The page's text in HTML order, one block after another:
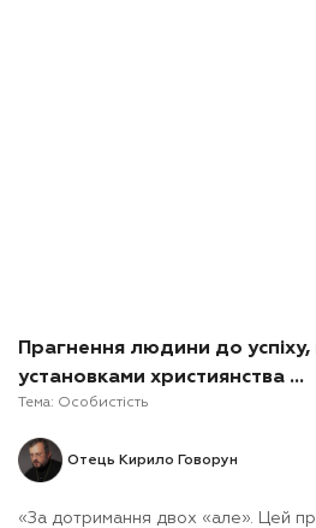
Прагнення людини до
установками християнства ...
Тема: Особистість
Отець Кирило Говорун
«За дотримання двох «але». Цей